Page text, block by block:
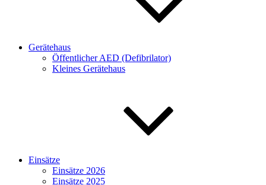
Gerätehaus
Öffentlicher AED (Defibrilator)
Kleines Gerätehaus
Einsätze
Einsätze 2026
Einsätze 2025